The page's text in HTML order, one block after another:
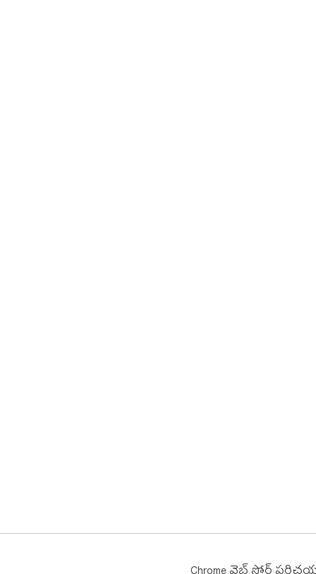
Chrome వెబ్ స్టోర్